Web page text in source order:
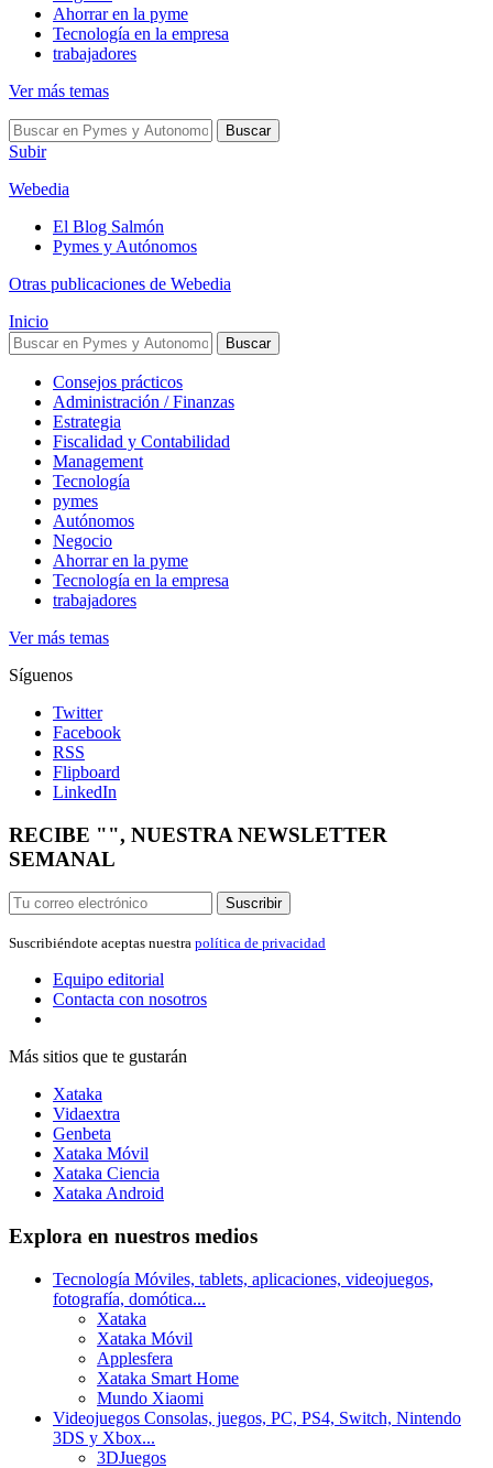
Ahorrar en la pyme
Tecnología en la empresa
trabajadores
Ver más temas
Buscar
Subir
Webedia
El Blog Salmón
Pymes y Autónomos
Otras publicaciones de Webedia
Inicio
Buscar
Consejos prácticos
Administración / Finanzas
Estrategia
Fiscalidad y Contabilidad
Management
Tecnología
pymes
Autónomos
Negocio
Ahorrar en la pyme
Tecnología en la empresa
trabajadores
Ver más temas
Síguenos
Twitter
Facebook
RSS
Flipboard
LinkedIn
RECIBE "", NUESTRA NEWSLETTER
SEMANAL
Suscribir
Suscribiéndote aceptas nuestra política de privacidad
Equipo editorial
Contacta con nosotros
Más sitios que te gustarán
Xataka
Vidaextra
Genbeta
Xataka Móvil
Xataka Ciencia
Xataka Android
Explora en nuestros medios
Tecnología Móviles, tablets, aplicaciones, videojuegos,
fotografía, domótica...
Xataka
Xataka Móvil
Applesfera
Xataka Smart Home
Mundo Xiaomi
Videojuegos Consolas, juegos, PC, PS4, Switch, Nintendo
3DS y Xbox...
3DJuegos